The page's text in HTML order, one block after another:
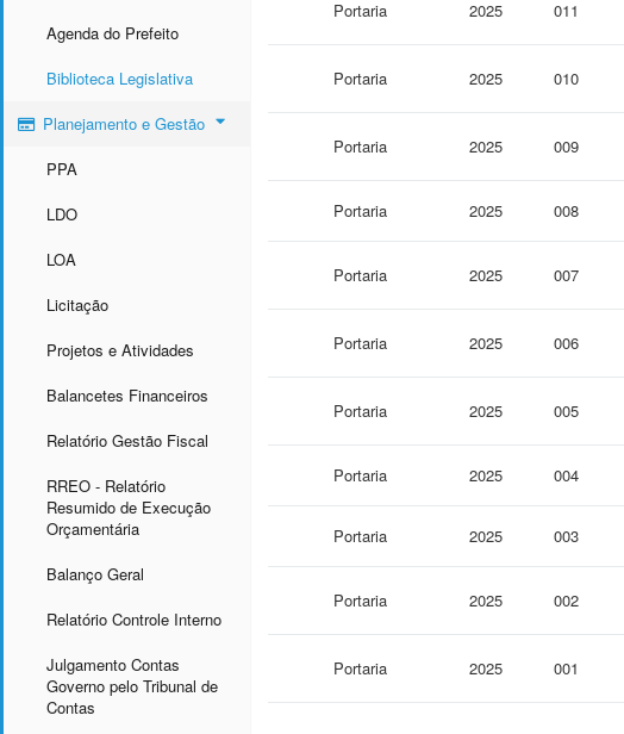
Agenda do Prefeito
Biblioteca Legislativa
Planejamento e Gestão
PPA
LDO
LOA
Licitação
Projetos e Atividades
Balancetes Financeiros
Relatório Gestão Fiscal
RREO - Relatório
Resumido de Execução
Orçamentária
Balanço Geral
Relatório Controle Interno
Julgamento Contas
Governo pelo Tribunal de
Contas
Portaria 2025 011
Portaria 2025 010
Portaria 2025 009
Portaria 2025 008
Portaria 2025 007
Portaria 2025 006
Portaria 2025 005
Portaria 2025 004
Portaria 2025 003
Portaria 2025 002
Portaria 2025 001